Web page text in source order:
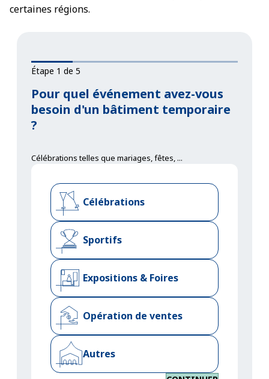
certaines régions.
Étape 1 de 5
Pour quel événement avez-vous
besoin d'un bâtiment temporaire
?
Célébrations telles que mariages, fêtes, ...
Célébrations
Sportifs
Expositions & Foires
Opération de ventes
Autres